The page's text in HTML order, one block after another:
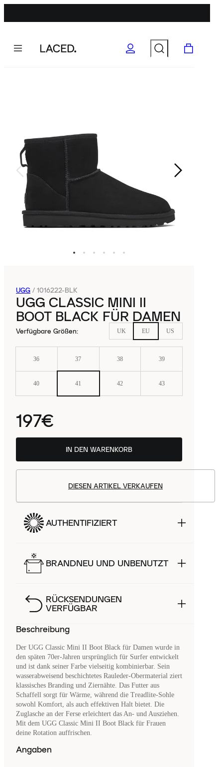
UGG / 1016222-BLK
UGG CLASSIC MINI II
BOOT BLACK FÜR DAMEN
Verfügbare Größen: UK EU US
36 37 38 39
40 41 42 43
197€
IN DEN WARENKORB
DIESEN ARTIKEL VERKAUFEN
AUTHENTIFIZIERT
BRANDNEU UND UNBENUTZT
RÜCKSENDUNGEN
VERFÜGBAR
Beschreibung
Der UGG Classic Mini II Boot Black für Damen wurde in
den späten 70er-Jahren ursprünglich für Surfer entwickelt
und ist dank seiner Farbe vielseitig kombinierbar. Sein
wasserabweisend beschichtetes Rauleder-Obermaterial ziert
klassisches Branding und Ziernähte. Das Futter aus
Schaffell sorgt für Wärme, während die Treadlite-Sohle
sowohl Komfort, als auch effektiven Halt bietet. Die
Zuglasche an der Ferse erleichtert das An- und Ausziehen.
Mit dem UGG Classic Mini II Boot Black für Frauen
deine Rotation auffrischen.
Angaben